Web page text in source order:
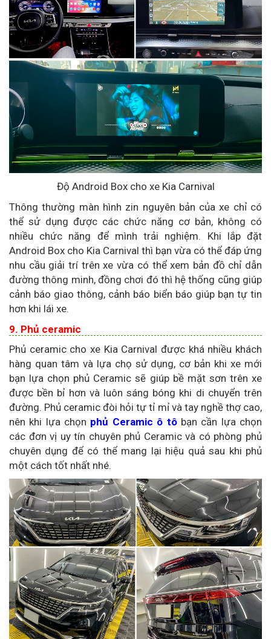
Độ Android Box cho xe Kia Carnival
Thông thường màn hình zin nguyên bản của xe chỉ có
thể sử dụng được các chức năng cơ bản, không có
nhiều chức năng để mình trải nghiệm. Khi lắp đặt
Android Box cho Kia Carnival thì bạn vừa có thể đáp ứng
nhu cầu giải trí trên xe vừa có thể xem bản đồ chỉ dẫn
đường thông minh, đồng chơi đó thì hệ thống cũng giúp
cảnh báo giao thông, cảnh báo biển báo giúp bạn tự tin
hơn khi lái xe.
9. Phủ ceramic
Phủ ceramic cho xe Kia Carnival được khá nhiều khách
hàng quan tâm và lựa chọ sử dụng, cơ bản khi xe mới
bạn lựa chọn phủ Ceramic sẽ giúp bề mặt sơn trên xe
được bền bỉ hơn và luôn sáng bóng khi di chuyển trên
đường. Phủ ceramic đòi hỏi tự tỉ mỉ và tay nghề thợ cao,
nên khi lựa chọn phủ Ceramic ô tôbạn cần lựa chọn
các đơn vị uy tín chuyên phủ Ceramic và có phòng phủ
chuyên dụng để có thể mang lại hiệu quả sau khi phủ
một cách tốt nhất nhé.